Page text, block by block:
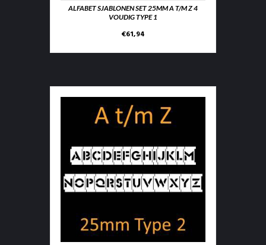
ALFABET SJABLONEN SET 25MM A T/M Z 4
VOUDIG TYPE 1
€61,94